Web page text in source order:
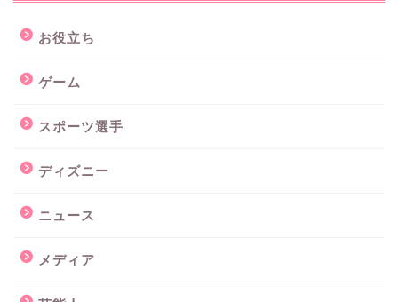
お役立ち
ゲーム
スポーツ選手
ディズニー
ニュース
メディア